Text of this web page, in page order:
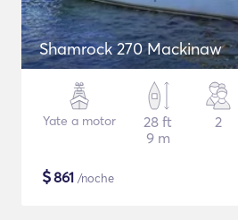
Shamrock 270 Mackinaw
Yate a motor
28 ft
9 m
2
$861 /noche